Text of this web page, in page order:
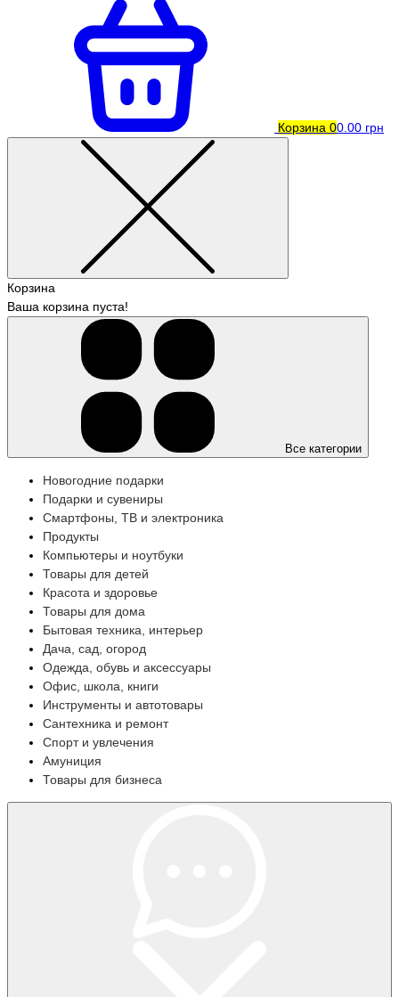
Корзина 00.00 грн
Корзина
Ваша корзина пуста!
Все категории
Новогодние подарки
Подарки и сувениры
Смартфоны, ТВ и электроника
Продукты
Компьютеры и ноутбуки
Товары для детей
Красота и здоровье
Товары для дома
Бытовая техника, интерьер
Дача, сад, огород
Одежда, обувь и аксессуары
Офис, школа, книги
Инструменты и автотовары
Сантехника и ремонт
Спорт и увлечения
Амуниция
Товары для бизнеса